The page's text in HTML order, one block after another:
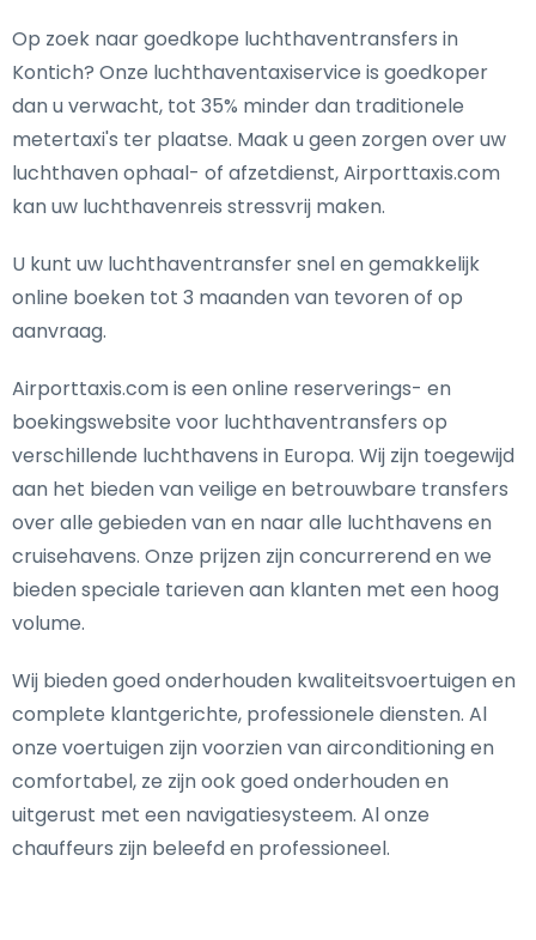
Op zoek naar goedkope luchthaventransfers in
Kontich? Onze luchthaventaxiservice is goedkoper
dan u verwacht, tot 35% minder dan traditionele
metertaxi's ter plaatse. Maak u geen zorgen over uw
luchthaven ophaal- of afzetdienst, Airporttaxis.com
kan uw luchthavenreis stressvrij maken.
U kunt uw luchthaventransfer snel en gemakkelijk
online boeken tot 3 maanden van tevoren of op
aanvraag.
Airporttaxis.com is een online reserverings- en
boekingswebsite voor luchthaventransfers op
verschillende luchthavens in Europa. Wij zijn toegewijd
aan het bieden van veilige en betrouwbare transfers
over alle gebieden van en naar alle luchthavens en
cruisehavens. Onze prijzen zijn concurrerend en we
bieden speciale tarieven aan klanten met een hoog
volume.
Wij bieden goed onderhouden kwaliteitsvoertuigen en
complete klantgerichte, professionele diensten. Al
onze voertuigen zijn voorzien van airconditioning en
comfortabel, ze zijn ook goed onderhouden en
uitgerust met een navigatiesysteem. Al onze
chauffeurs zijn beleefd en professioneel.